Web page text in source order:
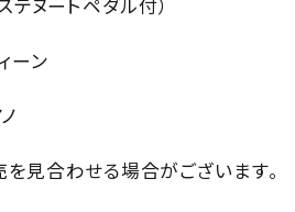
テヌートペダル付）
ーン
見合わせる場合がございます。